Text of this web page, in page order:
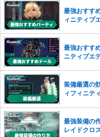
※一度削除したコメントは
さい。
また、過度な利用規約の違反や
った場合は、法的措置をとらせ
かじめご理解くださいませ。
最強おすす
ィニティブ
最強おすす
ニティブエ
装備厳選の
ィフィニテ
最強装備の
レイドクロ